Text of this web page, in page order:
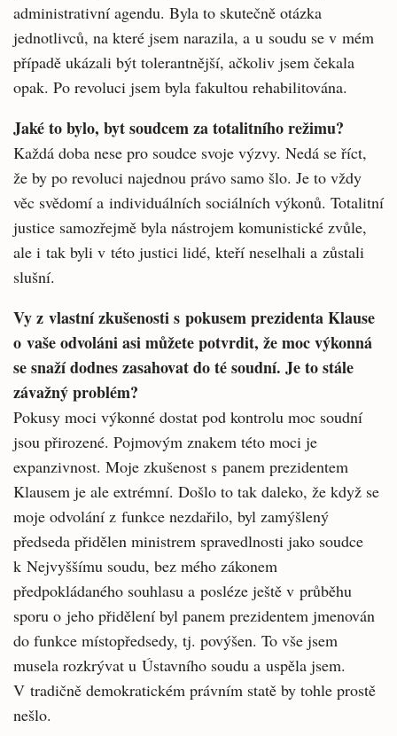
administrativní agendu. Byla to skutečně otázka
jednotlivců, na které jsem narazila, a u soudu se v mém
případě ukázali být tolerantnější, ačkoliv jsem čekala
opak. Po revoluci jsem byla fakultou rehabilitována.
Jaké to bylo, byt soudcem za totalitního režimu?
Každá doba nese pro soudce svoje výzvy. Nedá se říct,
že by po revoluci najednou právo samo šlo. Je to vždy
věc svědomí a individuálních sociálních výkonů. Totalitní
justice samozřejmě byla nástrojem komunistické zvůle,
ale i tak byli v této justici lidé, kteří neselhali a zůstali
slušní.
Vy z vlastní zkušenosti s pokusem prezidenta Klause
o vaše odvoláni asi můžete potvrdit, že moc výkonná
se snaží dodnes zasahovat do té soudní. Je to stále
závažný problém?
Pokusy moci výkonné dostat pod kontrolu moc soudní
jsou přirozené. Pojmovým znakem této moci je
expanzivnost. Moje zkušenost s panem prezidentem
Klausem je ale extrémní. Došlo to tak daleko, že když se
moje odvolání z funkce nezdařilo, byl zamýšlený
předseda přidělen ministrem spravedlnosti jako soudce
k Nejvyššímu soudu, bez mého zákonem
předpokládaného souhlasu a posléze ještě v průběhu
sporu o jeho přidělení byl panem prezidentem jmenován
do funkce místopředsedy, tj. povýšen. To vše jsem
musela rozkrývat u Ústavního soudu a uspěla jsem.
V tradičně demokratickém právním statě by tohle prostě
nešlo.